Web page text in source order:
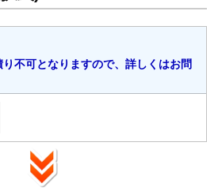
不可となりますので、詳しくはお問